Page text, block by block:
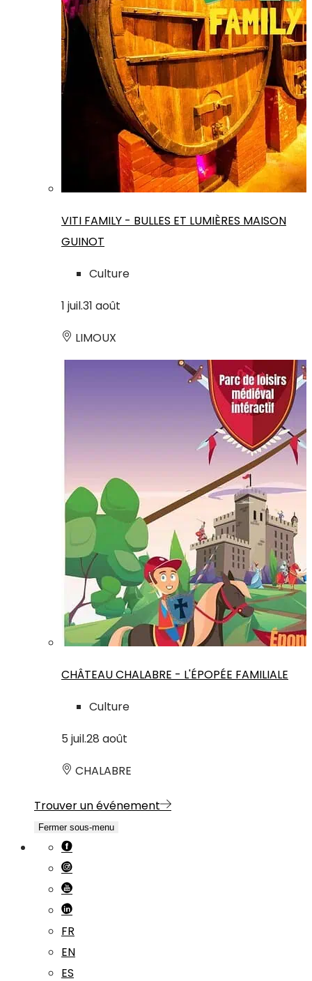
VITI FAMILY - BULLES ET LUMIÈRES MAISON
GUINOT
Culture
1 juil.31 août
LIMOUX
CHÂTEAU CHALABRE - L'ÉPOPÉE FAMILIALE
Culture
5 juil.28 août
CHALABRE
Trouver un événement
Fermer sous-menu
FR
EN
ES